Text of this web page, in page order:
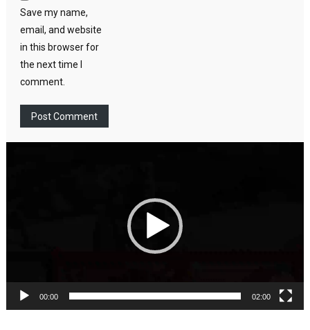
Save my name,
email, and website
in this browser for
the next time I
comment.
00:00 02:00